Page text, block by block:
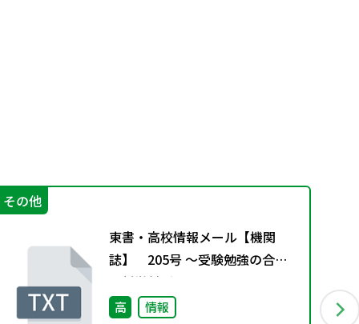
その他
東書・高校情報メール【機関
誌】 205号 ～受験勉強の合間
の哲学対話～
高 情報